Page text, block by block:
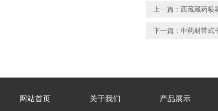
上一篇： 西藏藏药喷
下一篇： 中药材带式
网站首页 关于我们 产品展示